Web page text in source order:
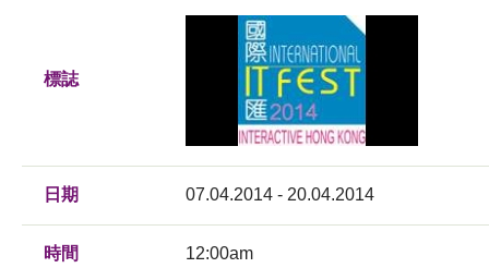
標誌
日期 07.04.2014 - 20.04.2014
時間 12:00am